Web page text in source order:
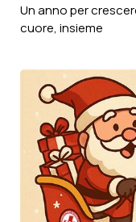
Scopri di più
Un anno per
cuore, insieme